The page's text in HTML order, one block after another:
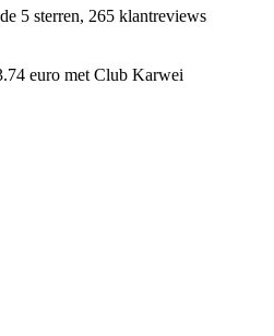
5 sterren, 265 klantreviews
euro met Club Karwei